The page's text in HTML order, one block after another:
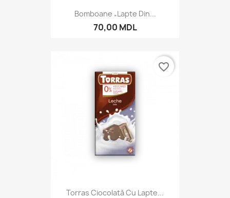
Bomboane „Lapte Din...
70,00 MDL
Torras Ciocolată Cu Lapte...
favorite_border